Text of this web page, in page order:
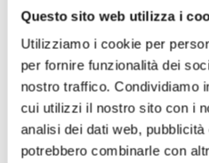
Questo sito web utilizza i
Utilizziamo i cookie per
per fornire funzionalità dei
nostro traffico. Condividiamo
cui utilizzi il nostro sito con i
analisi dei dati web,
potrebbero combinarle con